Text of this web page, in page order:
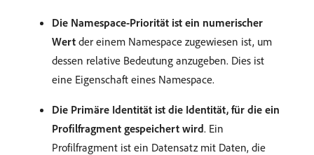
Die Namespace-Priorität ist ein numerischer
Wert der einem Namespace zugewiesen ist, um
dessen relative Bedeutung anzugeben. Dies ist
eine Eigenschaft eines Namespace.
Die Primäre Identität ist die Identität, für die ein
Profilfragment gespeichert wird. Ein
Profilfragment ist ein Datensatz mit Daten, die